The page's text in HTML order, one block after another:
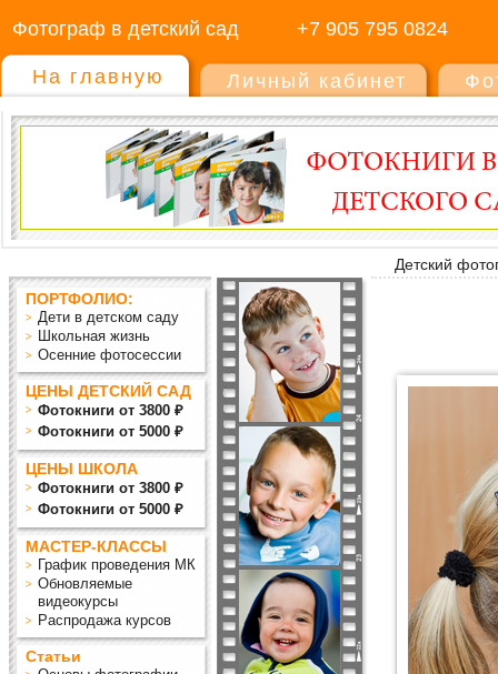
Фотограф в детский сад +7 905 795 0824
На главную Личный кабинет
Детский
ПОРТФОЛИО:
Дети в детском саду
Школьная жизнь
Осенние фотосессии
ЦЕНЫ ДЕТСКИЙ САД
Фотокниги от 3800 ₽
Фотокниги от 5000 ₽
ЦЕНЫ ШКОЛА
Фотокниги от 3800 ₽
Фотокниги от 5000 ₽
МАСТЕР-КЛАССЫ
График проведения МК
Обновляемые
видеокурсы
Распродажа курсов
Статьи